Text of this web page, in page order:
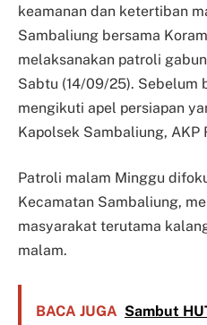
keamanan dan ketertiban
Sambaliung bersama
melaksanakan patroli
Sabtu (14/09/25). Sebelum
mengikuti apel persiapan
Kapolsek Sambaliung, AKP
Patroli malam Minggu
Kecamatan Sambaliung,
masyarakat terutama
malam.
BACA JUGA Sambut